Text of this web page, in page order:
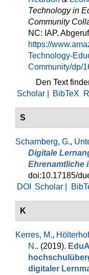
Technology in
Community
NC: IAP.
https://
Technology-
Community/dp/
Den Text
Scholar |
BibTeX
S
Scharnberg, G.,
Digitale
Ehrenamtliche
doi:10.17185/
DOI
Scholar |
K
Kerres, M.,
N.. (2019).
digitaler